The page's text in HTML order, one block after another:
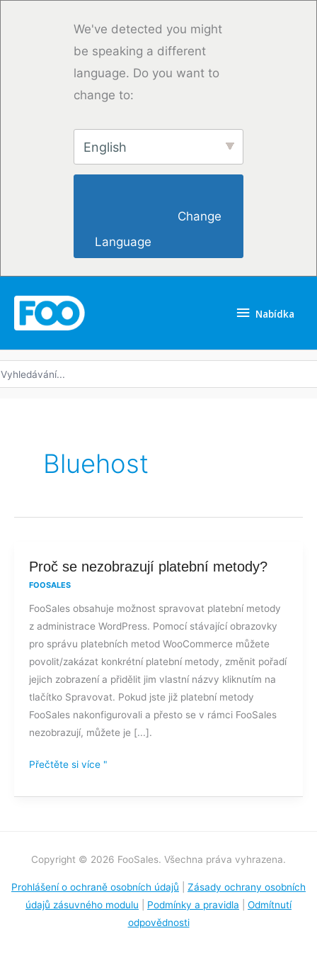
We've detected you might
be speaking a different
language. Do you want to
change to:
English
Language
Nabídka
Bluehost
Proč se nezobrazují platební metody?
FOOSALES
FooSales obsahuje možnost spravovat platební metody
z administrace WordPress. Pomocí stávající obrazovky
pro správu platebních metod WooCommerce můžete
povolit/zakázat konkrétní platební metody, změnit pořadí
jejich zobrazení a přidělit jim vlastní názvy kliknutím na
tlačítko Spravovat. Pokud jste již platební metody
FooSales nakonfigurovali a přesto se v rámci FooSales
nezobrazují, můžete je [...].
Proč
se
Přečtěte si více "
Copyright © 2026 FooSales. Všechna práva vyhrazena.
Prohlášení o ochraně osobních údajů
Zásady ochrany osobních
údajů zásuvného modulu
Podmínky a pravidla
Odmítnutí
odpovědnosti